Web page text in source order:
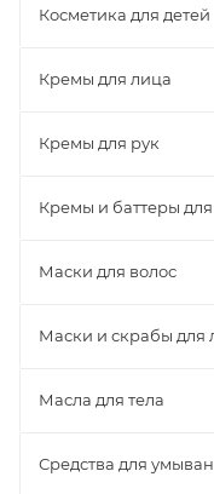
Косметика для детей
Кремы для лица
Кремы для рук
Кремы и баттеры для
Маски для волос
Маски и скрабы для
Масла для тела
Средства для